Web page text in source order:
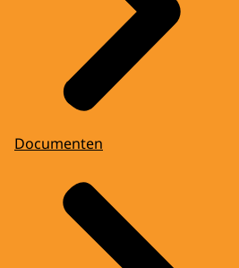
Documenten